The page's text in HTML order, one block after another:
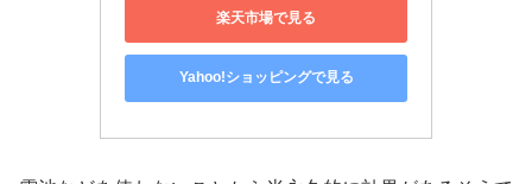
楽天市場で見る
Yahoo!ショッピングで見る